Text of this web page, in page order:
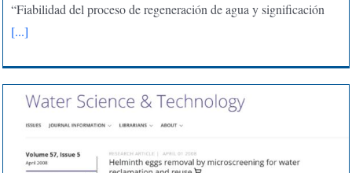
“Fiabilidad del proceso de regeneración de agua y significación
[...]